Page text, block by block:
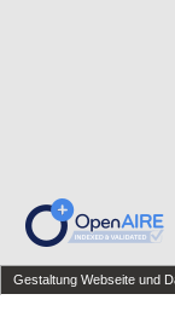
Gestaltung Webseite und